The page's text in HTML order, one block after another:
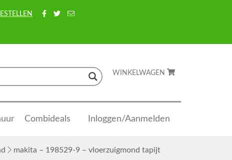
WINKELWAGEN
Combideals Inloggen/Aanmelden
makita – 198529-9 – vloerzuigmond tapijt